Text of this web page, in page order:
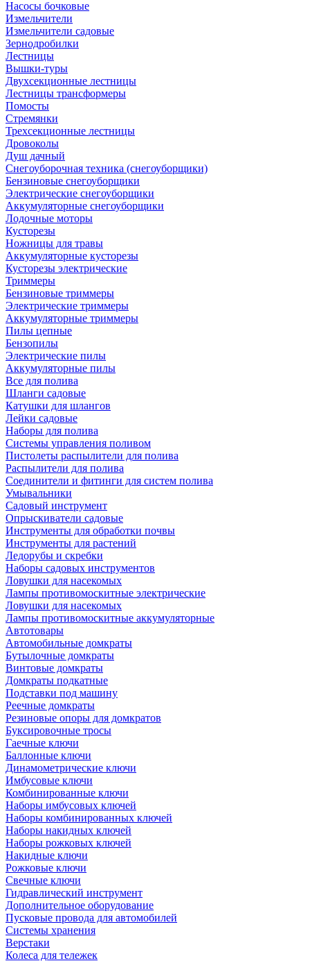
Насосы бочковые
Измельчители
Измельчители садовые
Зернодробилки
Лестницы
Вышки-туры
Двухсекционные лестницы
Лестницы трансформеры
Помосты
Стремянки
Трехсекционные лестницы
Дровоколы
Душ дачный
Снегоуборочная техника (снегоуборщики)
Бензиновые снегоуборщики
Электрические снегоуборщики
Аккумуляторные снегоуборщики
Лодочные моторы
Кусторезы
Ножницы для травы
Аккумуляторные кусторезы
Кусторезы электрические
Триммеры
Бензиновые триммеры
Электрические триммеры
Аккумуляторные триммеры
Пилы цепные
Бензопилы
Электрические пилы
Аккумуляторные пилы
Все для полива
Шланги садовые
Катушки для шлангов
Лейки садовые
Наборы для полива
Системы управления поливом
Пистолеты распылители для полива
Распылители для полива
Соединители и фитинги для систем полива
Умывальники
Садовый инструмент
Опрыскиватели садовые
Инструменты для обработки почвы
Инструменты для растений
Ледорубы и скребки
Наборы садовых инструментов
Ловушки для насекомых
Лампы противомоскитные электрические
Ловушки для насекомых
Лампы противомоскитные аккумуляторные
Автотовары
Автомобильные домкраты
Бутылочные домкраты
Винтовые домкраты
Домкраты подкатные
Подставки под машину
Реечные домкраты
Резиновые опоры для домкратов
Буксировочные тросы
Гаечные ключи
Баллонные ключи
Динамометрические ключи
Имбусовые ключи
Комбинированные ключи
Наборы имбусовых ключей
Наборы комбинированных ключей
Наборы накидных ключей
Наборы рожковых ключей
Накидные ключи
Рожковые ключи
Свечные ключи
Гидравлический инструмент
Дополнительное оборудование
Пусковые провода для автомобилей
Системы хранения
Верстаки
Колеса для тележек